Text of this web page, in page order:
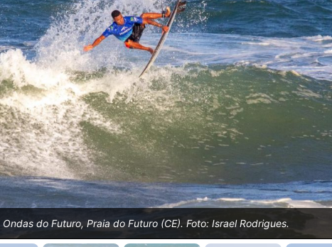
do Futuro, Praia do Futuro (CE). Foto: Israel Rodrigues.